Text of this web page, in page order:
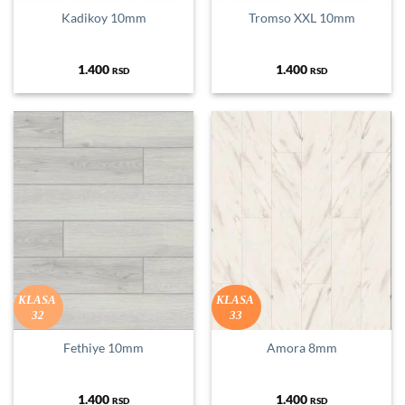
Kadikoy 10mm
1.400 RSD
Tromso XXL 10mm
1.400 RSD
KLASA
32
Fethiye 10mm
1.400 RSD
KLASA
33
Amora 8mm
1.400 RSD